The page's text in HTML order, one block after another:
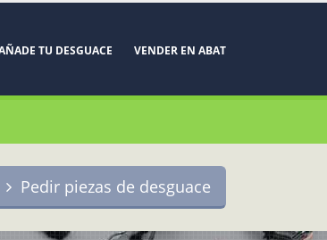
TU DESGUACE VENDER EN ABAT
Pedir piezas de desguace